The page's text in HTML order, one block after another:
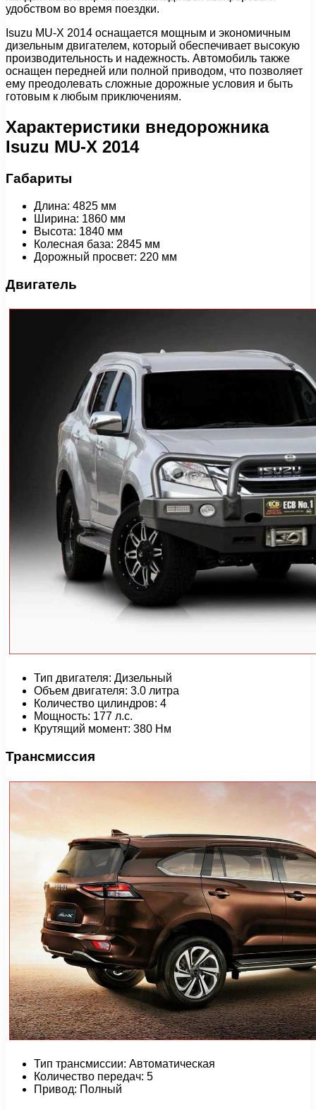
удобством во время поездки.
Isuzu MU-X 2014 оснащается мощным и экономичным
дизельным двигателем, который обеспечивает высокую
производительность и надежность. Автомобиль также
оснащен передней или полной приводом, что позволяет
ему преодолевать сложные дорожные условия и быть
готовым к любым приключениям.
Характеристики внедорожника
Isuzu MU-X 2014
Габариты
Длина: 4825 мм
Ширина: 1860 мм
Высота: 1840 мм
Колесная база: 2845 мм
Дорожный просвет: 220 мм
Двигатель
Тип двигателя: Дизельный
Объем двигателя: 3.0 литра
Количество цилиндров: 4
Мощность: 177 л.с.
Крутящий момент: 380 Нм
Трансмиссия
Тип трансмиссии: Автоматическая
Количество передач: 5
Привод: Полный